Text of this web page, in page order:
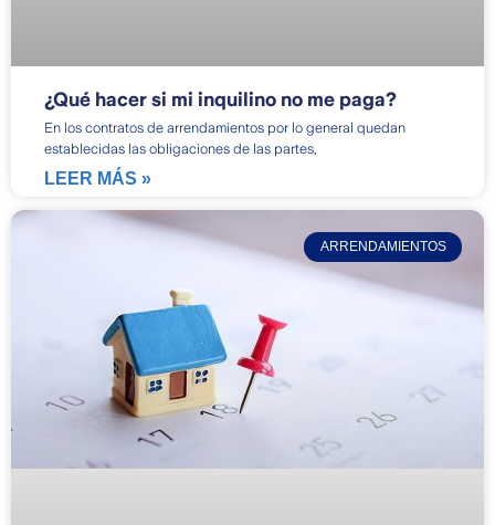
¿Qué hacer si mi inquilino no me paga?
En los contratos de arrendamientos por lo general quedan
establecidas las obligaciones de las partes,
LEER MÁS »
ARRENDAMIENTOS